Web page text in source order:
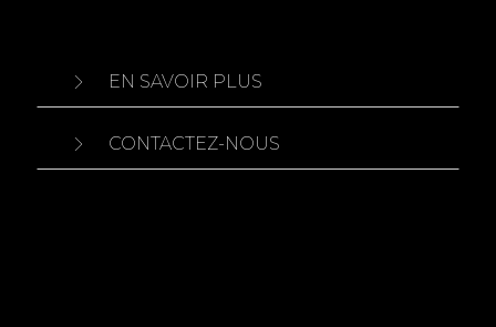
EN SAVOIR PLUS
CONTACTEZ-NOUS